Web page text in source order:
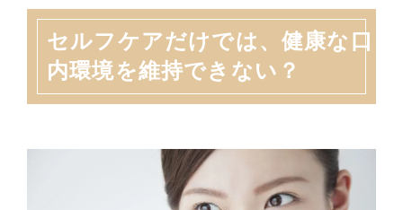
セルフケアだけでは、健康な口
内環境を維持できない？